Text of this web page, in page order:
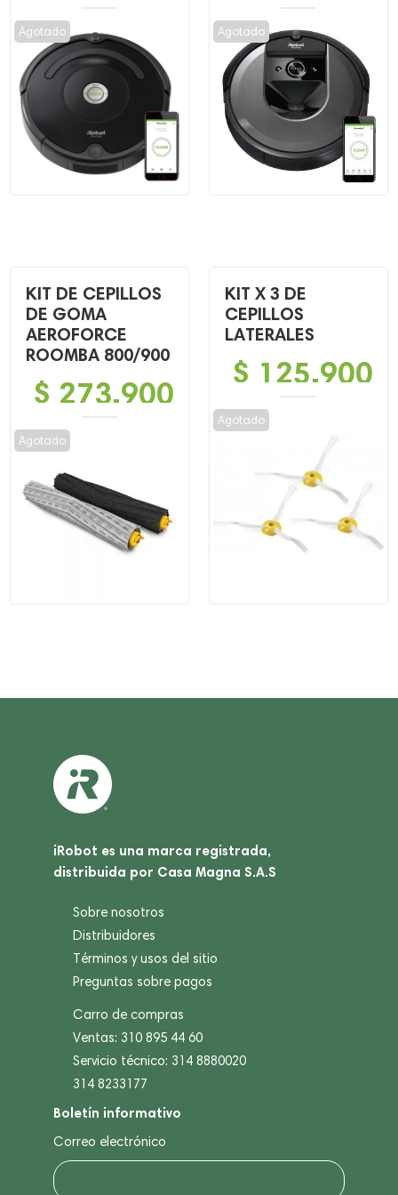
precio
original
era:
$ 1,450,000.
precio
actual
es:
$ 699,900.
Agotado
precio
original
era:
$ 3,899,900.
precio
actual
es:
$ 2,199,900.
Agotado
KIT DE CEPILLOS
DE GOMA
AEROFORCE
ROOMBA 800/900
$ 273,900
Agotado
KIT X 3 DE
CEPILLOS
LATERALES
$ 125,900
Agotado
iRobot es una marca registrada,
distribuida por Casa Magna S.A.S
Sobre nosotros
Distribuidores
Términos y usos del sitio
Preguntas sobre pagos
Carro de compras
Ventas: 310 895 44 60
Servicio técnico: 314 8880020
314 8233177
Boletín informativo
Correo electrónico